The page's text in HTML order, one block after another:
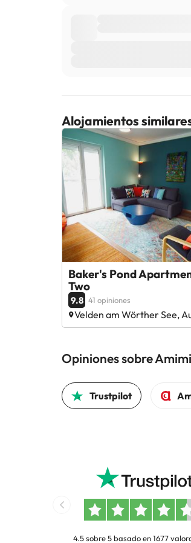
Alojamientos
Baker's Pond
Two
9.8 41 opiniones
Velden am Wörther See,
Opiniones sobre
Trustpilot
4.5 sobre 5 basado en 1677